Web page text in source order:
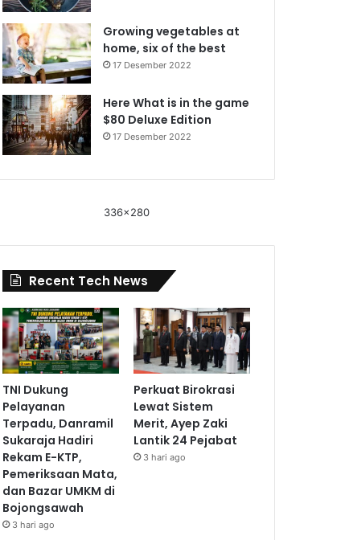
Growing vegetables at
home, six of the best
17 Desember 2022
Here What is in the game
$80 Deluxe Edition
17 Desember 2022
336x280
Recent Tech News
TNI Dukung
Pelayanan
Terpadu, Danramil
Sukaraja Hadiri
Rekam E-KTP,
Pemeriksaan Mata,
dan Bazar UMKM di
Bojongsawah
3 hari ago
Perkuat Birokrasi
Lewat Sistem
Merit, Ayep Zaki
Lantik 24 Pejabat
3 hari ago